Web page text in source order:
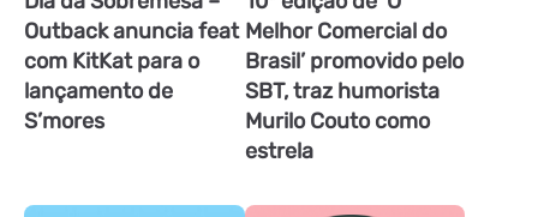
Outback anuncia feat
com KitKat para o
lançamento de
S’mores
Melhor Comercial do
Brasil’ promovido pelo
SBT, traz humorista
Murilo Couto como
estrela